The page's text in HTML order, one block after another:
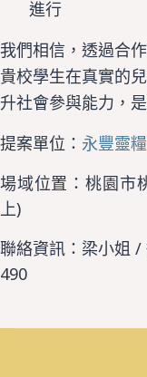
進行
我們相信，透過合
貴校學生在真實的
升社會參與能力，
提案單位： 永豐靈
場域位置：桃園市
上)
聯絡資訊：梁小姐
490